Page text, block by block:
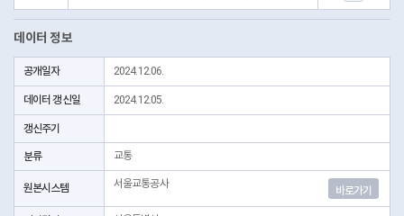
데이터 정보
공개일자 2024.12.06.
데이터 갱신일 2024.12.05.
갱신주기
분류 교통
원본시스템 서울교통공사
바로가기